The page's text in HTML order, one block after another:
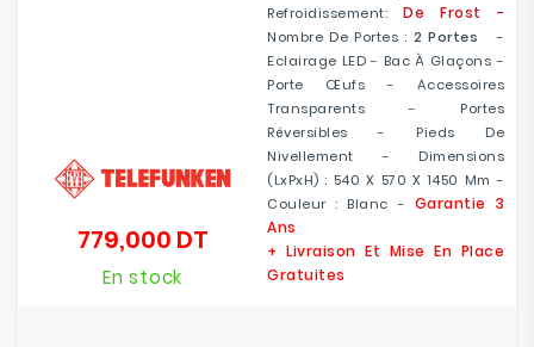
Refroidissement:
De Frost -
Nombre De Portes : 2 Portes -
Eclairage LED - Bac À Glaçons -
Porte Œufs - Accessoires
Transparents - Portes
Réversibles - Pieds De
Nivellement - Dimensions
(LxPxH) : 540 X 570 X 1450 Mm -
Couleur : Blanc - Garantie 3
Ans
+ Livraison Et Mise En Place
Gratuites
779,000 DTPrix
En stock